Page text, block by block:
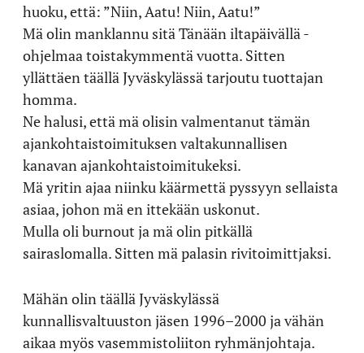
huoku, että: ”Niin, Aatu! Niin, Aatu!”
Mä olin manklannu sitä Tänään iltapäivällä -
ohjelmaa toistakymmentä vuotta. Sitten
yllättäen täällä Jyväskylässä tarjoutu tuottajan
homma.
Ne halusi, että mä olisin valmentanut tämän
ajankohtaistoimituksen valtakunnallisen
kanavan ajankohtaistoimitukeksi.
Mä yritin ajaa niinku käärmettä pyssyyn sellaista
asiaa, johon mä en ittekään uskonut.
Mulla oli burnout ja mä olin pitkällä
sairaslomalla. Sitten mä palasin rivitoimittjaksi.
Mähän olin täällä Jyväskylässä
kunnallisvaltuuston jäsen 1996–2000 ja vähän
aikaa myös vasemmistoliiton ryhmänjohtaja.